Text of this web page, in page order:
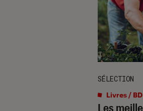
Les
SÉLECTION
Livres / BD